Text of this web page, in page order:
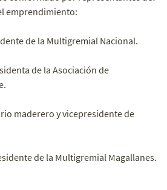
emprendimiento:
de la Multigremial Nacional.
de la Asociación de
maderero y vicepresidente de
de la Multigremial Magallanes.